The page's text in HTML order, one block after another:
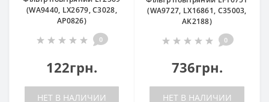
(WA9440, LX2679, C3028,
AP0826)
0
122грн.
НЕТ В НАЛИЧИИ
(WA9727, LX16861, C35003,
AK2188)
0
736грн.
НЕТ В НАЛИЧИИ